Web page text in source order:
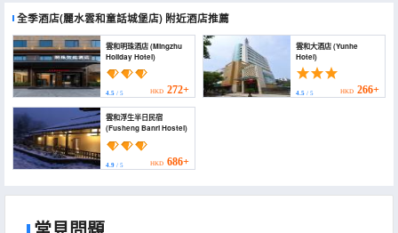
全季酒店(麗水雲和童話城堡店) 附近酒店推薦
雲和明珠酒店 (Mingzhu
Holiday Hotel)
4.5 / 5 HKD 272+
雲和大酒店 (Yunhe
Hotel)
4.5/ 5 HKD 266+
雲和浮生半日民宿
(Fusheng Banri Hostel)
4.9 / 5 HKD 686+